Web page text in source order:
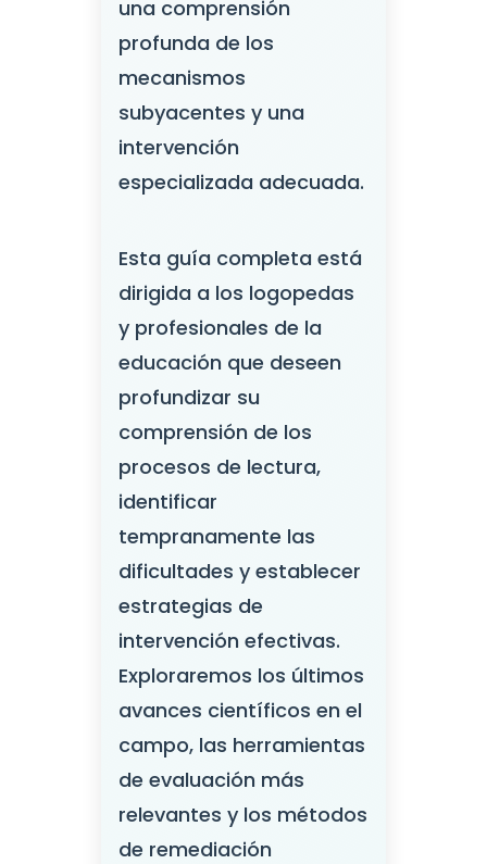
una comprensión
profunda de los
mecanismos
subyacentes y una
intervención
especializada adecuada.
Esta guía completa está
dirigida a los logopedas
y profesionales de la
educación que deseen
profundizar su
comprensión de los
procesos de lectura,
identificar
tempranamente las
dificultades y establecer
estrategias de
intervención efectivas.
Exploraremos los últimos
avances científicos en el
campo, las herramientas
de evaluación más
relevantes y los métodos
de remediación